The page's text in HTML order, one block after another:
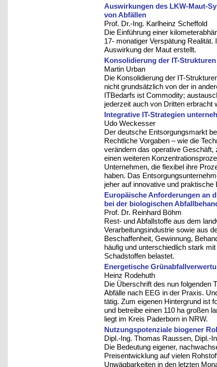
Auswirkungen des LKW-Maut-
von Abfällen
Prof. Dr.-Ing. Karlheinz Scheffold
Die Einführung einer
17- monatiger Verspätung
Auswirkung der Maut erstellt.
Konsolidierung der IT-
Martin Urban
Die Konsolidierung der IT-
nicht grundsätzlich von der in
ITBedarfs ist Commodity;
jederzeit auch von Dritten erbracht
Integrative IT-Strategien
Udo Weckesser
Der deutsche Entsorgungsmarkt
Rechtliche Vorgaben – wie die
verändern das operative
einen weiteren
Unternehmen, die flexibel ihre
haben. Das
jeher auf innovative und praktische
Europäische Anforderungen an
bei der biologischen
Prof. Dr. Reinhard Böhm
Rest- und Abfallstoffe aus dem
Verarbeitungsindustrie sowie aus
Beschaffenheit, Gewinnung,
häufig und unterschiedlich stark
Schadstoffen belastet.
Energetische
Heinz Rodehuth
Die Überschrift des nun folgenden
Abfälle nach EEG in der Praxis.
tätig. Zum eigenen Hintergrund ist
und betreibe einen 110 ha großen
liegt im Kreis Paderborn in NRW.
Nutzungspotenziale biogener
Dipl.-Ing. Thomas Raussen, Dipl.-
Die Bedeutung eigener,
Preisentwicklung auf vielen
Unwägbarkeiten in den letzten